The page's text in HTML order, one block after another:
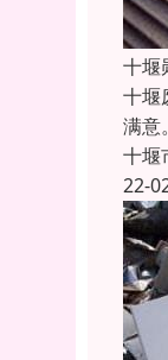
十堰
十堰
满意
十堰
22-